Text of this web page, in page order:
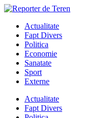
Skip
contentActualitate
Fapt Divers
Politica
Economie
Sanatate
Sport
Externe
Actualitate
Fapt Divers